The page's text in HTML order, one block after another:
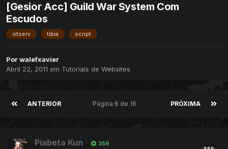
[Gesior Acc] Guild War System Com
Escudos
otserv tibia script
Porwalefxavier
Abril 22, 2011 em Tutoriais de Websites
ANTERIOR PRÓXIMA
Página 6 de 16
Piabeta Kun 359